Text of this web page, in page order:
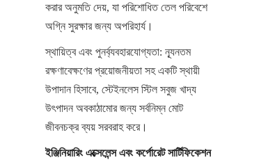
করার অনুমতি দেয়, যা পরিশোধিত তেল পরিবেশে
অগ্নি সুরক্ষার জন্য অপরিহার্য।
স্থায়িত্ব এবং পুনর্ব্যবহারযোগ্যতা: ন্যূনতম
রক্ষণাবেক্ষণের প্রয়োজনীয়তা সহ একটি স্থায়ী
উপাদান হিসাবে, স্টেইনলেস স্টিল সবুজ খাদ্য
উৎপাদন অবকাঠামোর জন্য সর্বনিম্ন মোট
জীবনচক্র ব্যয় সরবরাহ করে।
ইঞ্জিনিয়ারিং এক্সেলেন্স এবং কর্পোরেট সার্টিফিকেশন